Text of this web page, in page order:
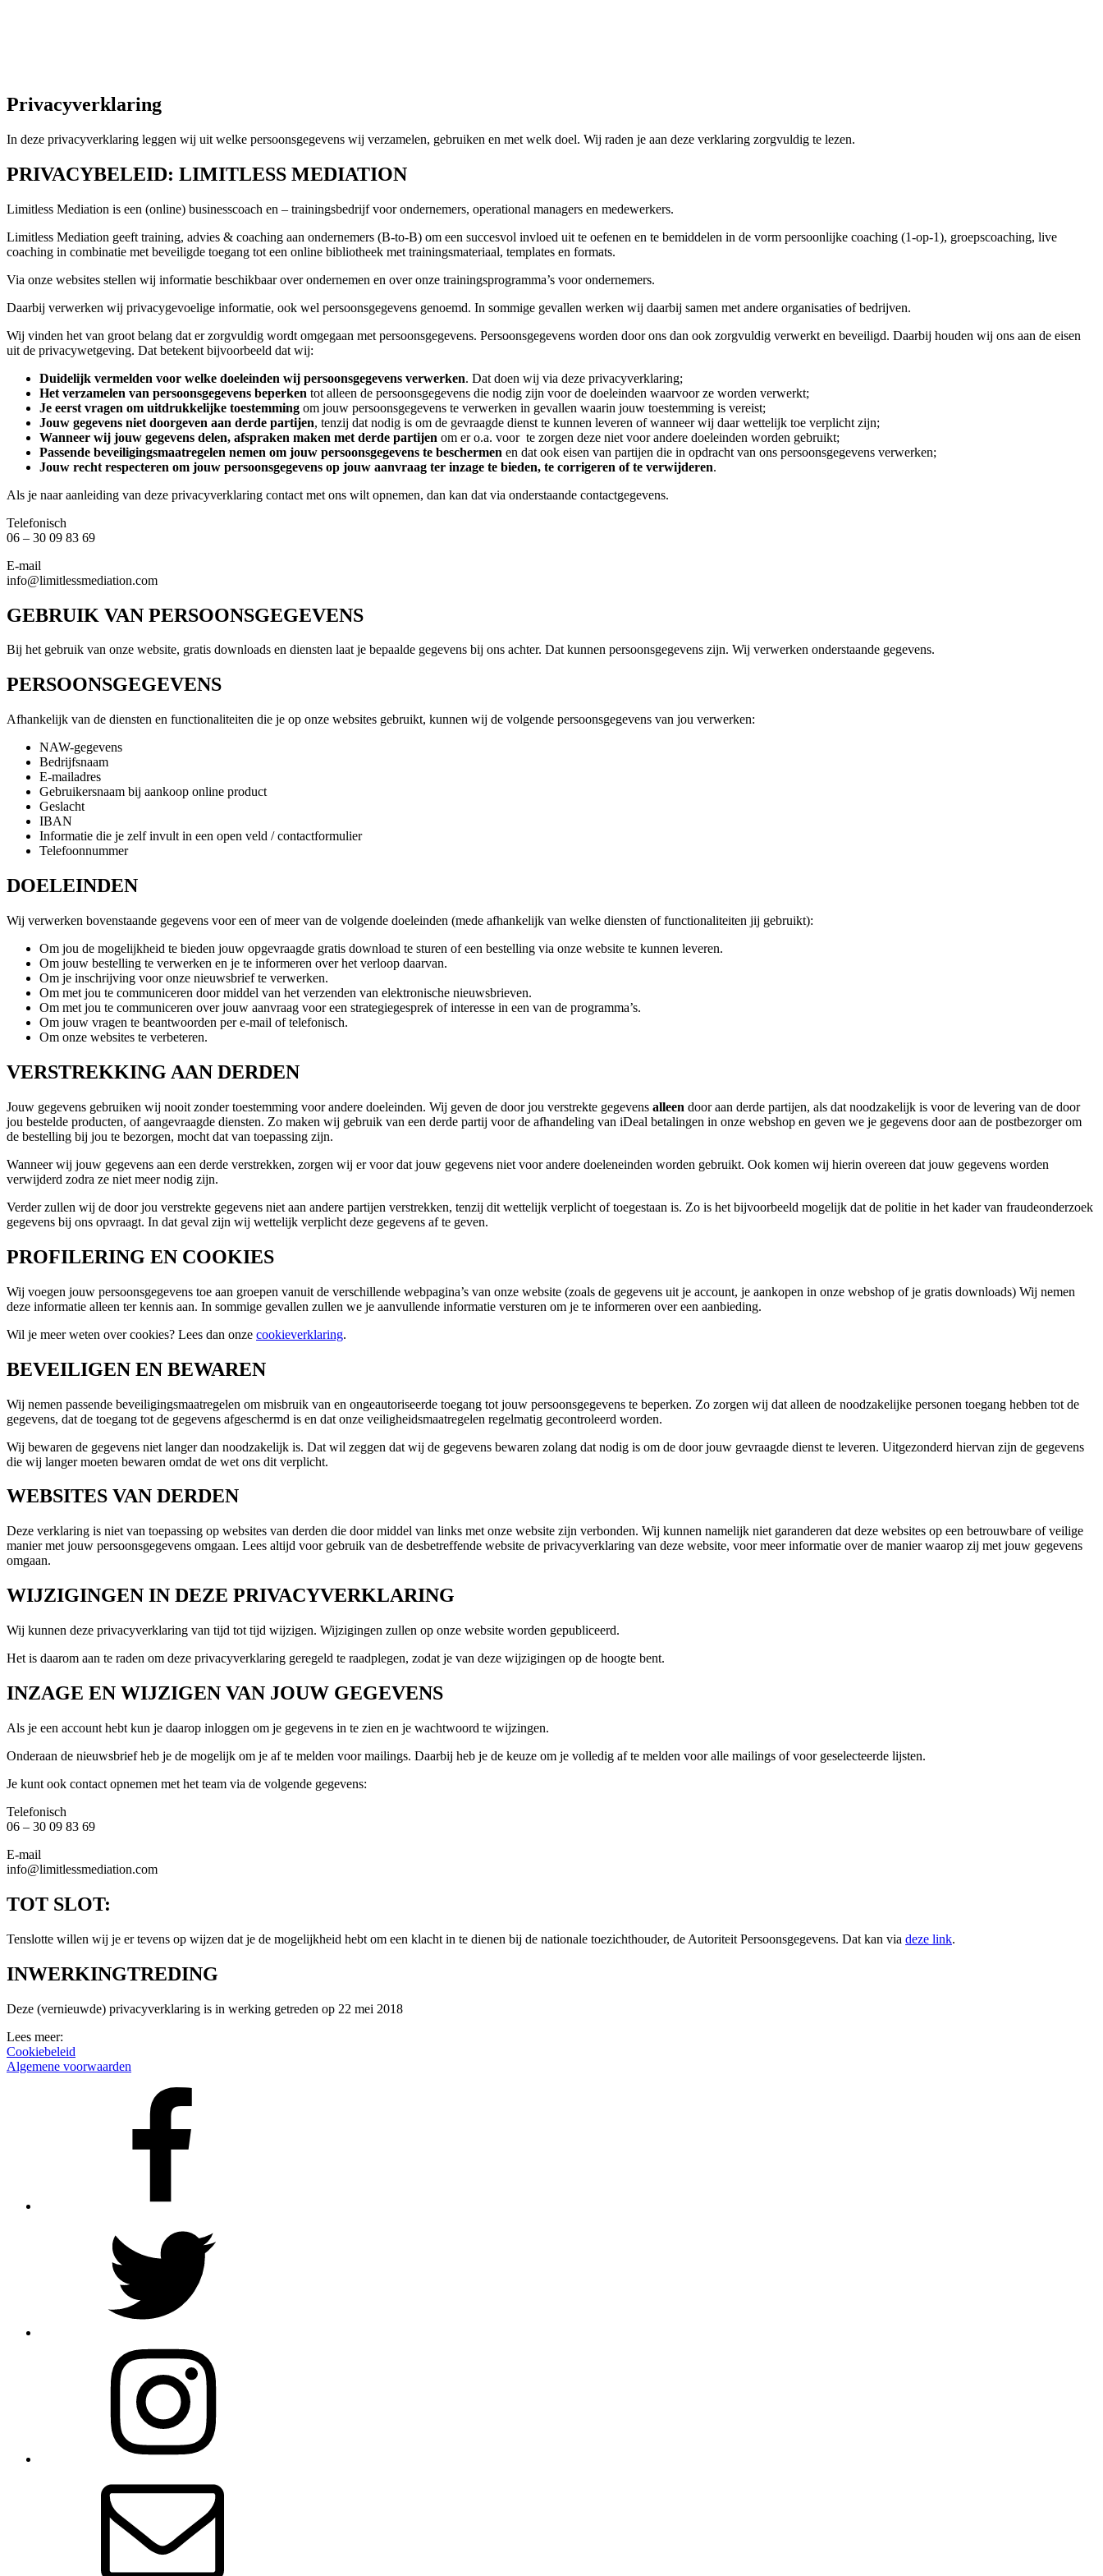
Privacyverklaring
In deze privacyverklaring leggen wij uit welke persoonsgegevens wij verzamelen, gebruiken en met welk doel. Wij raden je aan deze verklaring zorgvuldig te lezen.
PRIVACYBELEID: LIMITLESS MEDIATION
Limitless Mediation is een (online) businesscoach en – trainingsbedrijf voor ondernemers, operational managers en medewerkers.
Limitless Mediation geeft training, advies & coaching aan ondernemers (B-to-B) om een succesvol invloed uit te oefenen en te bemiddelen in de vorm persoonlijke coaching (1-op-1), groepscoaching, live
coaching in combinatie met beveiligde toegang tot een online bibliotheek met trainingsmateriaal, templates en formats.
Via onze websites stellen wij informatie beschikbaar over ondernemen en over onze trainingsprogramma’s voor ondernemers.
Daarbij verwerken wij privacygevoelige informatie, ook wel persoonsgegevens genoemd. In sommige gevallen werken wij daarbij samen met andere organisaties of bedrijven.
Wij vinden het van groot belang dat er zorgvuldig wordt omgegaan met persoonsgegevens. Persoonsgegevens worden door ons dan ook zorgvuldig verwerkt en beveiligd. Daarbij houden wij ons aan de eisen
uit de privacywetgeving. Dat betekent bijvoorbeeld dat wij:
Duidelijk vermelden voor welke doeleinden wij persoonsgegevens verwerken. Dat doen wij via deze privacyverklaring;
Het verzamelen van persoonsgegevens beperken tot alleen de persoonsgegevens die nodig zijn voor de doeleinden waarvoor ze worden verwerkt;
Je eerst vragen om uitdrukkelijke toestemming om jouw persoonsgegevens te verwerken in gevallen waarin jouw toestemming is vereist;
Jouw gegevens niet doorgeven aan derde partijen, tenzij dat nodig is om de gevraagde dienst te kunnen leveren of wanneer wij daar wettelijk toe verplicht zijn;
Wanneer wij jouw gegevens delen, afspraken maken met derde partijen om er o.a. voor te zorgen deze niet voor andere doeleinden worden gebruikt;
Passende beveiligingsmaatregelen nemen om jouw persoonsgegevens te beschermen en dat ook eisen van partijen die in opdracht van ons persoonsgegevens verwerken;
Jouw recht respecteren om jouw persoonsgegevens op jouw aanvraag ter inzage te bieden, te corrigeren of te verwijderen.
Als je naar aanleiding van deze privacyverklaring contact met ons wilt opnemen, dan kan dat via onderstaande contactgegevens.
Telefonisch
06 – 30 09 83 69
E-mail
info@limitlessmediation.com
GEBRUIK VAN PERSOONSGEGEVENS
Bij het gebruik van onze website, gratis downloads en diensten laat je bepaalde gegevens bij ons achter. Dat kunnen persoonsgegevens zijn. Wij verwerken onderstaande gegevens.
PERSOONSGEGEVENS
Afhankelijk van de diensten en functionaliteiten die je op onze websites gebruikt, kunnen wij de volgende persoonsgegevens van jou verwerken:
NAW-gegevens
Bedrijfsnaam
E-mailadres
Gebruikersnaam bij aankoop online product
Geslacht
IBAN
Informatie die je zelf invult in een open veld / contactformulier
Telefoonnummer
DOELEINDEN
Wij verwerken bovenstaande gegevens voor een of meer van de volgende doeleinden (mede afhankelijk van welke diensten of functionaliteiten jij gebruikt):
Om jou de mogelijkheid te bieden jouw opgevraagde gratis download te sturen of een bestelling via onze website te kunnen leveren.
Om jouw bestelling te verwerken en je te informeren over het verloop daarvan.
Om je inschrijving voor onze nieuwsbrief te verwerken.
Om met jou te communiceren door middel van het verzenden van elektronische nieuwsbrieven.
Om met jou te communiceren over jouw aanvraag voor een strategiegesprek of interesse in een van de programma’s.
Om jouw vragen te beantwoorden per e-mail of telefonisch.
Om onze websites te verbeteren.
VERSTREKKING AAN DERDEN
Jouw gegevens gebruiken wij nooit zonder toestemming voor andere doeleinden. Wij geven de door jou verstrekte gegevens alleen door aan derde partijen, als dat noodzakelijk is voor de levering van de door
jou bestelde producten, of aangevraagde diensten. Zo maken wij gebruik van een derde partij voor de afhandeling van iDeal betalingen in onze webshop en geven we je gegevens door aan de postbezorger om
de bestelling bij jou te bezorgen, mocht dat van toepassing zijn.
Wanneer wij jouw gegevens aan een derde verstrekken, zorgen wij er voor dat jouw gegevens niet voor andere doeleneinden worden gebruikt. Ook komen wij hierin overeen dat jouw gegevens worden
verwijderd zodra ze niet meer nodig zijn.
Verder zullen wij de door jou verstrekte gegevens niet aan andere partijen verstrekken, tenzij dit wettelijk verplicht of toegestaan is. Zo is het bijvoorbeeld mogelijk dat de politie in het kader van fraudeonderzoek
gegevens bij ons opvraagt. In dat geval zijn wij wettelijk verplicht deze gegevens af te geven.
PROFILERING EN COOKIES
Wij voegen jouw persoonsgegevens toe aan groepen vanuit de verschillende webpagina’s van onze website (zoals de gegevens uit je account, je aankopen in onze webshop of je gratis downloads) Wij nemen
deze informatie alleen ter kennis aan. In sommige gevallen zullen we je aanvullende informatie versturen om je te informeren over een aanbieding.
Wil je meer weten over cookies? Lees dan onze cookieverklaring.
BEVEILIGEN EN BEWAREN
Wij nemen passende beveiligingsmaatregelen om misbruik van en ongeautoriseerde toegang tot jouw persoonsgegevens te beperken. Zo zorgen wij dat alleen de noodzakelijke personen toegang hebben tot de
gegevens, dat de toegang tot de gegevens afgeschermd is en dat onze veiligheidsmaatregelen regelmatig gecontroleerd worden.
Wij bewaren de gegevens niet langer dan noodzakelijk is. Dat wil zeggen dat wij de gegevens bewaren zolang dat nodig is om de door jouw gevraagde dienst te leveren. Uitgezonderd hiervan zijn de gegevens
die wij langer moeten bewaren omdat de wet ons dit verplicht.
WEBSITES VAN DERDEN
Deze verklaring is niet van toepassing op websites van derden die door middel van links met onze website zijn verbonden. Wij kunnen namelijk niet garanderen dat deze websites op een betrouwbare of veilige
manier met jouw persoonsgegevens omgaan. Lees altijd voor gebruik van de desbetreffende website de privacyverklaring van deze website, voor meer informatie over de manier waarop zij met jouw gegevens
omgaan.
WIJZIGINGEN IN DEZE PRIVACYVERKLARING
Wij kunnen deze privacyverklaring van tijd tot tijd wijzigen. Wijzigingen zullen op onze website worden gepubliceerd.
Het is daarom aan te raden om deze privacyverklaring geregeld te raadplegen, zodat je van deze wijzigingen op de hoogte bent.
INZAGE EN WIJZIGEN VAN JOUW GEGEVENS
Als je een account hebt kun je daarop inloggen om je gegevens in te zien en je wachtwoord te wijzingen.
Onderaan de nieuwsbrief heb je de mogelijk om je af te melden voor mailings. Daarbij heb je de keuze om je volledig af te melden voor alle mailings of voor geselecteerde lijsten.
Je kunt ook contact opnemen met het team via de volgende gegevens:
Telefonisch
06 – 30 09 83 69
E-mail
info@limitlessmediation.com
TOT SLOT:
Tenslotte willen wij je er tevens op wijzen dat je de mogelijkheid hebt om een klacht in te dienen bij de nationale toezichthouder, de Autoriteit Persoonsgegevens. Dat kan via deze link.
INWERKINGTREDING
Deze (vernieuwde) privacyverklaring is in werking getreden op 22 mei 2018
Lees meer:
Cookiebeleid
Algemene voorwaarden